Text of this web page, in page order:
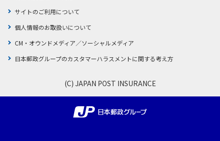
サイトのご利用について
個人情報のお取扱いについて
CM・オウンドメディア／ソーシャルメディア
日本郵政グループのカスタマーハラスメントに関する考え方
(C) JAPAN POST INSURANCE